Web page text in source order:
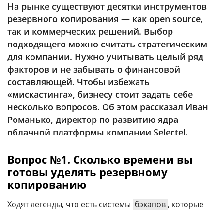
Техника
ТВ
Об
издании
Реклама
Вакансии
Контакты
Max
Telegram
Дзен
VK
Rutube
На рынке существуют десятки инструментов
резервного копирования — как open source,
так и коммерческих решений. Выбор
подходящего можно считать стратегическим
для компании. Нужно учитывать целый ряд
факторов и не забывать о финансовой
составляющей. Чтобы избежать
«мискастинга», бизнесу стоит задать себе
несколько вопросов. Об этом рассказал Иван
Романько, директор по развитию ядра
облачной платформы компании Selectel.
Вопрос №1. Сколько времени вы
готовы уделять резервному
копированию
Ходят легенды, что есть системы бэкапов , которые